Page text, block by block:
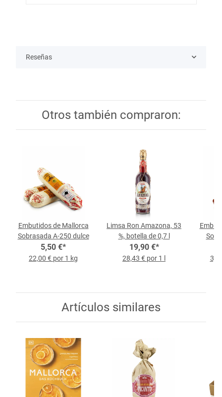
Reseñas
Otros también compraron:
Embutidos de Mallorca
Sobrasada A-250 dulce
5,50 €*
22,00 € por 1 kg
Limsa Ron Amazona, 53
%, botella de 0,7 l
19,90 €*
28,43 € por 1 l
Artículos similares